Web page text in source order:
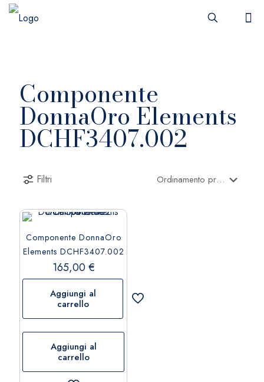
Componente
DonnaOro Elements
DCHF3407.002
Filtri
Componente DonnaOro
Elements DCHF3407.002
165,00€
Aggiungi al
carrello
Aggiungi al
carrello